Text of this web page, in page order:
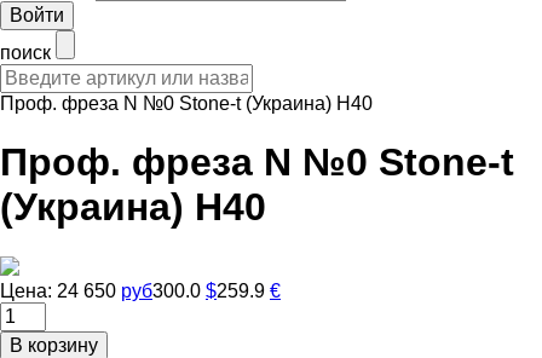
Войти
поиск
Проф. фреза N №0 Stone-t (Украина) Н40
Проф. фреза N №0 Stone-t
(Украина) Н40
Цена: 24 650 руб300.0 $259.9 €